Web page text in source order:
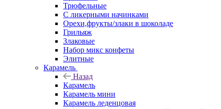
Трюфельные
С ликерными начинками
Орехи,фрукты/злаки в шоколаде
Грильяж
Злаковые
Набор микс конфеты
Элитные
Карамель
Назад
Карамель
Карамель мини
Карамель леденцовая